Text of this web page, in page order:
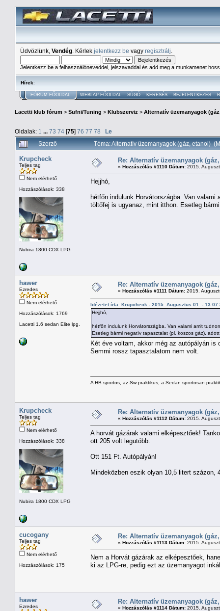
Üdvözlünk, Vendég . Kérlek jelentkezz be vagy regisztrálj
Jelentkezz be a felhasználóneveddel, jelszavaddal és add meg a munkamenet
Hírek:
FÓRUM FŐOLDAL WEBLAP FŐOLDAL SÚGÓ KERESÉS BEJELENTKEZÉS
Lacetti klub fórum > Sufni/Tuning > Klubszerviz > Alternatív üzemanyagok
Oldalak: 1 ... 73 74 [75] 76 77 78
Le
Szerző
Téma: Alternatív üzemanyagok (gáz, etanol)
Krupcheck
Teljes tag
Nem elérhető
Hozzászólások: 338
Nubira 1800 CDX LPG
Re: Alternatív üzemanyagok
« Hozzászólás #1110 Dátum: 2015.
Hejjhó,
hétfőn indulunk Horvátországba. Van
töltőfej is ugyanaz, mint itthon. Esetleg
hawer
Ezredes
Nem elérhető
Hozzászólások: 1769
Lacetti 1.6 sedan Elite lpg.
Re: Alternatív üzemanyagok
« Hozzászólás #1111 Dátum: 2015.
Idézetet írta: Krupcheck - 2015. Augusztus 01. -
Hejjhó,
hétfőn indulunk Horvátországba. Van valami amit
Esetleg bármi negatív tapasztalat (pl. koszos gáz),
Két éve voltam, akkor még az autópályán
Semmi rossz tapasztalatom nem volt.
A HB sportos, az Sw praktikus, a Sedan sportosan
Krupcheck
Teljes tag
Nem elérhető
Hozzászólások: 338
Nubira 1800 CDX LPG
Re: Alternatív üzemanyagok
« Hozzászólás #1112 Dátum: 2015.
A horvát gázárak valami elképesztőek!
ott 205 volt legutóbb.
Ott 151 Ft. Autópályán!
Mindeközben eszik olyan 10,5 litert százon,
cucogany
Teljes tag
Nem elérhető
Hozzászólások: 175
Re: Alternatív üzemanyagok
« Hozzászólás #1113 Dátum: 2015.
Nem a Horvát gázárak az elképesztőek,
ki az LPG-re, pedig ezt az üzemanyagot
hawer
Ezredes
Re: Alternatív üzemanyagok
« Hozzászólás #1114 Dátum: 2015.